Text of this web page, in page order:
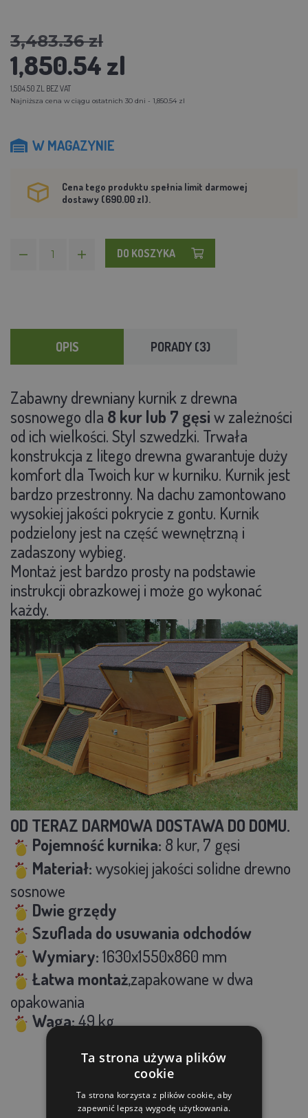
3,483.36 zl
1,850.54 zl
1,504.50 ZL BEZ VAT
Najniższa cena w ciągu ostatnich 30 dni - 1,850.54 zl
W MAGAZYNIE
Cena tego produktu spełnia limit darmowej
dostawy (690.00 zl).
DO KOSZYKA
OPIS PORADY (3)
Zabawny drewniany kurnik z drewna
sosnowego dla 8 kur lub 7 gęsiw zależności
od ich wielkości. Styl szwedzki. Trwała
konstrukcja z litego drewna gwarantuje duży
komfort dla Twoich kur w kurniku. Kurnik jest
bardzo przestronny. Na dachu zamontowano
wysokiej jakości pokrycie z gontu. Kurnik
podzielony jest na część wewnętrzną i
zadaszony wybieg.
Montaż jest bardzo prosty na podstawie
instrukcji obrazkowej i może go wykonać
każdy.
OD TERAZ DARMOWA DOSTAWA DO DOMU.
Pojemność kurnika: 8 kur, 7 gęsi
Materiał:wysokiej jakości solidne drewno
sosnowe
Dwie grzędy
Szuflada do usuwania odchodów
Wymiary:1630x1550x860 mm
Łatwa montaż,zapakowane w dwa
opakowania
Waga:49 kg
PRODUKTY POWIĄZANE
Ta strona używa plików
cookie
Ta strona korzysta z plików cookie, aby
zapewnić lepszą wygodę użytkowania.